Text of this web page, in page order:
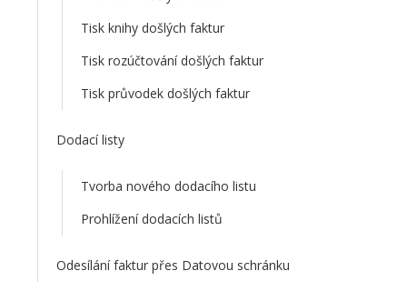
Tisk knihy došlých faktur
Tisk rozúčtování došlých faktur
Tisk průvodek došlých faktur
Dodací listy
Tvorba nového dodacího listu
Prohlížení dodacích listů
Odesílání faktur přes Datovou schránku